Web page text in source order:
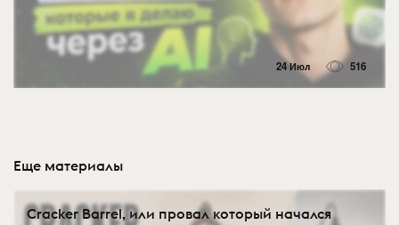
24 Июл 516
Еще материалы
Cracker Barrel, или провал который начался